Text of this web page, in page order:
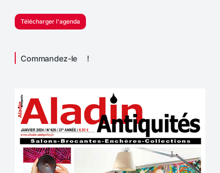
Télécharger l'agenda
Commandez-le !